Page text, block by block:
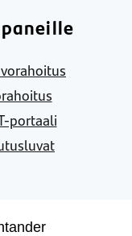
portaali